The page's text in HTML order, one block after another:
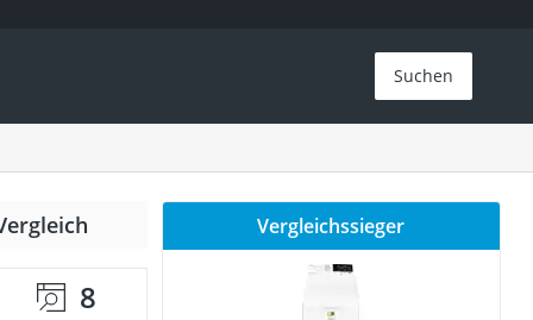
Suchen
8
Vergleichssieger